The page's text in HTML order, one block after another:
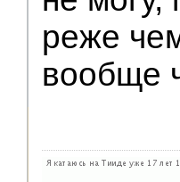
реже
вообще